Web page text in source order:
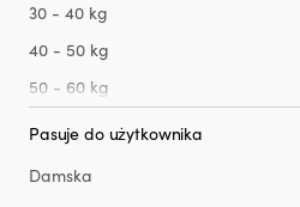
30 - 40 kg
40 - 50 kg
50 - 60 kg
60 - 70 kg
Pasuje do użytkownika
Damska